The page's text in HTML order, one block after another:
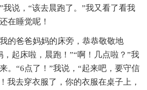
我说，“该去晨跑了。”我又看了看我
在睡觉呢！
的爸爸妈妈的床旁，恭恭敬敬地
，起床啦，晨跑！”“啊！几点啦？”我
。“6点了！”我说，“起来吧，要守信
我去穿衣服了，你的衣服在桌子上，